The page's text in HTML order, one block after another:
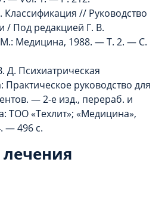
// Руководство
/ Под редакцией Г. В.
Медицина, 1988. — Т. 2. — С.
Д. Психиатрическая
Практическое руководство для
— 2-е изд., перераб. и
ТОО «Техлит»; «Медицина»,
— 496 с.